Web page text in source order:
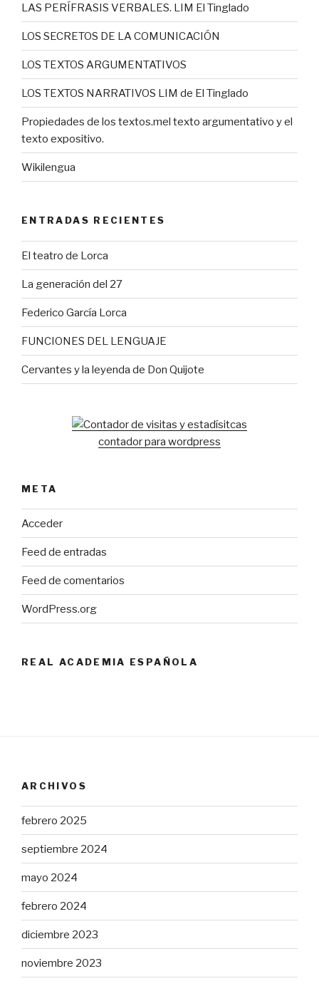
LAS PERÍFRASIS VERBALES. LIM El Tinglado
LOS SECRETOS DE LA COMUNICACIÓN
LOS TEXTOS ARGUMENTATIVOS
LOS TEXTOS NARRATIVOS LIM de El Tinglado
Propiedades de los textos.mel texto argumentativo y el
texto expositivo.
Wikilengua
ENTRADAS RECIENTES
El teatro de Lorca
La generación del 27
Federico García Lorca
FUNCIONES DEL LENGUAJE
Cervantes y la leyenda de Don Quijote
contador para wordpress
META
Acceder
Feed de entradas
Feed de comentarios
WordPress.org
REAL ACADEMIA ESPAÑOLA
ARCHIVOS
febrero 2025
septiembre 2024
mayo 2024
febrero 2024
diciembre 2023
noviembre 2023